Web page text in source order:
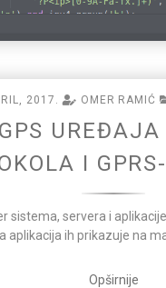
2017. OMER RAMIĆ
I
sistema, servera i
aplikacija ih prikazuje na
Opširnije